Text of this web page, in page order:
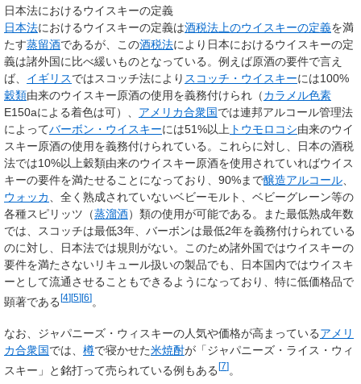
日本法におけるウイスキーの定義
日本法におけるウイスキーの定義は酒税法上のウイスキーの定義を満
たす蒸留酒であるが、この酒税法により日本におけるウイスキーの定
義は諸外国に比べ緩いものとなっている。例えば原酒の要件で言え
ば、 イギリスではスコッチ法により スコッチ・ウイスキーには100%
穀類由来のウイスキー原酒の使用を義務付けられ（カラメル色素
E150aによる着色は可）、 アメリカ合衆国では連邦アルコール管理法
によってバーボン・ウイスキーには51%以上 トウモロコシ由来のウイ
スキー原酒の使用を義務付けられている。これらに対し、日本の酒税
法では10%以上穀類由来のウイスキー原酒を使用されていればウイス
キーの要件を満たせることになっており、90%まで醸造アルコール
ウォッカ
、全く熟成されていないベビーモルト、ベビーグレーン等の
各種スピリッツ（蒸溜酒）類の使用が可能である。また最低熟成年数
では、スコッチは最低3年、バーボンは最低2年を義務付けられている
のに対し、日本法では規則がない。このため諸外国ではウイスキーの
要件を満たさないリキュール扱いの製品でも、日本国内ではウイスキ
ーとして流通させることもできるようになっており、特に低価格品で
顕著である[4][5][6]。
なお、ジャパニーズ・ウィスキーの人気や価格が高まっているアメリ
カ合衆国では、 樽で寝かせた米焼酎が「ジャパニーズ・ライス・ウィ
スキー」と銘打って売られている例もある[7]。